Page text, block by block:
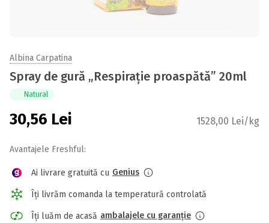
Albina Carpatina
Spray de gură „Respirație proaspătă” 20ml
Natural
30,56 Lei 1528,00 Lei/kg
Avantajele Freshful:
Ai livrare gratuită cu Genius
Îți livrăm comanda la temperatură controlată
Îți luăm de acasă ambalajele cu garanție